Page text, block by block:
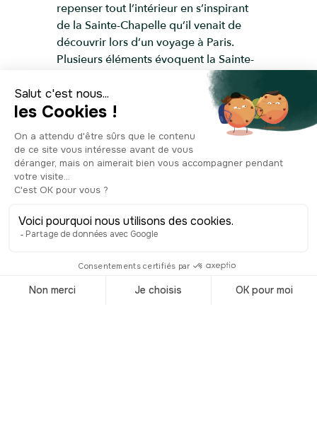
repenser tout l’intérieur en s’inspirant
de la Sainte-Chapelle qu’il venait de
découvrir lors d’un voyage à Paris.
Plusieurs éléments évoquent la Sainte-
Chapelle, comme les couleurs, le motif
de la feuille d’or, les colonnes. On
ajoute ensuite un baptistère et on
installe en 1891, le deuxième plus
grand orgue vu dans une église
d’Amérique du Nord. La basilique
reçoit des événements prestigieux,
comme des concerts de l’orchestre
funérailles de personnalités
auprès du commun des mortels,
entier ont débarqué pour couvrir le